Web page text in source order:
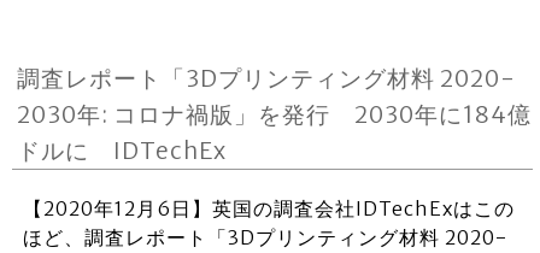
調査レポート「3Dプリンティング材料 2020-
2030年: コロナ禍版」を発行 2030年に184億
ドルに IDTechEx
【2020年12月6日】英国の調査会社IDTechExはこの
ほど、調査レポート「3Dプリンティング材料 2020-